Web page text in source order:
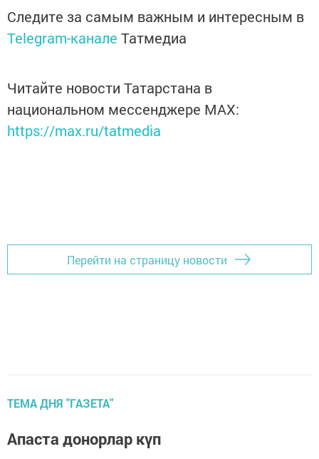
Следите за самым важным и интересным в
Telegram-канале Татмедиа
Читайте новости Татарстана в
национальном мессенджере MАХ:
https://max.ru/tatmedia
Перейти на страницу новости
ТЕМА ДНЯ "ГАЗЕТА"
Апаста донорлар күп